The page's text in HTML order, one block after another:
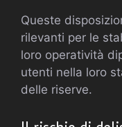
Queste
rilevanti per le
loro operatività
utenti nella loro
delle riserve.